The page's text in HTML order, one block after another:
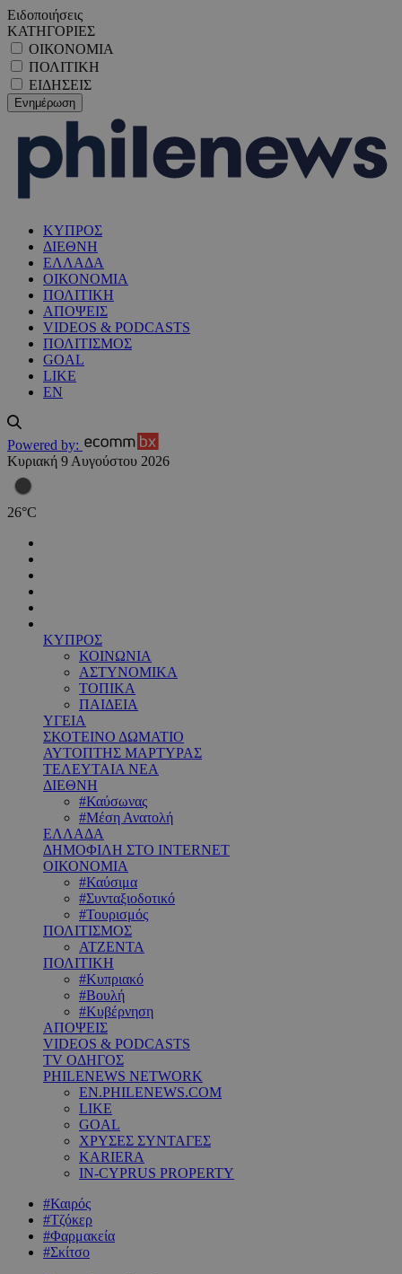
Ειδοποιήσεις
ΚΑΤΗΓΟΡΙΕΣ
ΟΙΚΟΝΟΜΙΑ
ΠΟΛΙΤΙΚΗ
ΕΙΔΗΣΕΙΣ
ΚΥΠΡΟΣ
ΔΙΕΘΝΗ
ΕΛΛΑΔΑ
ΟΙΚΟΝΟΜΙΑ
ΠΟΛΙΤΙΚΗ
ΑΠΟΨΕΙΣ
VIDEOS & PODCASTS
ΠΟΛΙΤΙΣΜΟΣ
GOAL
LIKE
EN
Powered by:
Κυριακή 9 Αυγούστου 2026
26°C
ΚΥΠΡΟΣ
ΚΟΙΝΩΝΙΑ
ΑΣΤΥΝΟΜΙΚΑ
ΤΟΠΙΚΑ
ΠΑΙΔΕΙΑ
ΥΓΕΙΑ
ΣΚΟΤΕΙΝΟ ΔΩΜΑΤΙΟ
ΑΥΤΟΠΤΗΣ ΜΑΡΤΥΡΑΣ
ΤΕΛΕΥΤΑΙΑ ΝΕΑ
ΔΙΕΘΝΗ
#Καύσωνας
#Μέση Ανατολή
ΕΛΛΑΔΑ
ΔΗΜΟΦΙΛΗ ΣΤΟ INTERNET
ΟΙΚΟΝΟΜΙΑ
#Καύσιμα
#Συνταξιοδοτικό
#Τουρισμός
ΠΟΛΙΤΙΣΜΟΣ
ΑΤΖΕΝΤΑ
ΠΟΛΙΤΙΚΗ
#Κυπριακό
#Βουλή
#Κυβέρνηση
ΑΠΟΨΕΙΣ
VIDEOS & PODCASTS
TV ΟΔΗΓΟΣ
PHILENEWS NETWORK
EN.PHILENEWS.COM
LIKE
GOAL
ΧΡΥΣΕΣ ΣΥΝΤΑΓΕΣ
KARIERA
IN-CYPRUS PROPERTY
#Καιρός
#Τζόκερ
#Φαρμακεία
#Σκίτσο